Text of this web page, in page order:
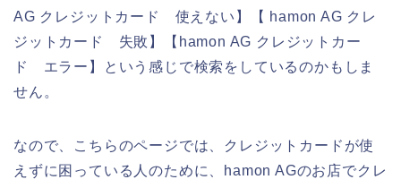
AG クレジットカード 使えない】【 hamon AG クレ
ジットカード 失敗】【hamon AG クレジットカー
ド エラー】という感じで検索をしているのかもしま
せん。
なので、こちらのページでは、クレジットカードが使
えずに困っている人のために、hamon AGのお店でクレ